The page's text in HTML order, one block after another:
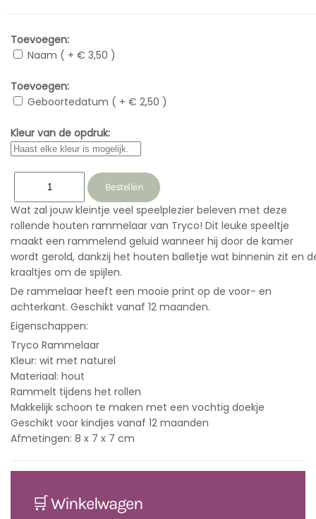
Toevoegen:
Naam ( + € 3,50 )
Toevoegen:
Geboortedatum ( + € 2,50 )
Kleur van de opdruk:
Wat zal jouw kleintje veel speelplezier beleven met deze
rollende houten rammelaar van Tryco! Dit leuke speeltje
maakt een rammelend geluid wanneer hij door de kamer
wordt gerold, dankzij het houten balletje wat binnenin zit en
kraaltjes om de spijlen.
De rammelaar heeft een mooie print op de voor- en
achterkant. Geschikt vanaf 12 maanden.
Eigenschappen:
Tryco Rammelaar
Kleur: wit met naturel
Materiaal: hout
Rammelt tijdens het rollen
Makkelijk schoon te maken met een vochtig doekje
Geschikt voor kindjes vanaf 12 maanden
Afmetingen: 8 x 7 x 7 cm
🛒 Winkelwagen